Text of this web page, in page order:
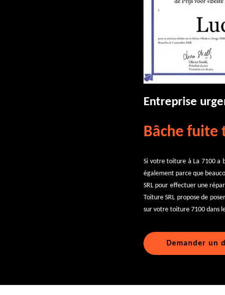
Entreprise
Bâche fuite
Si votre toiture à La 7100 a
également parce que
SRL pour effectuer une
Toiture SRL propose de
sur votre toiture 7100 dans
Demander un